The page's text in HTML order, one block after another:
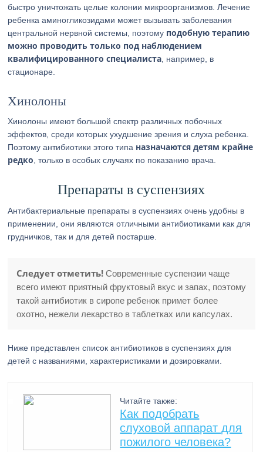
быстро уничтожать целые колонии микроорганизмов. Лечение
ребенка аминогликозидами может вызывать заболевания
центральной нервной системы, поэтому подобную терапию
можно проводить только под наблюдением
квалифицированного специалиста , например, в
стационаре.
Хинолоны
Хинолоны имеют большой спектр различных побочных
эффектов, среди которых ухудшение зрения и слуха ребенка.
Поэтому антибиотики этого типа назначаются детям крайне
редко , только в особых случаях по показанию врача.
Препараты в суспензиях
Антибактериальные препараты в суспензиях очень удобны в
применении, они являются отличными антибиотиками как для
грудничков, так и для детей постарше.
Следует отметить! Современные суспензии чаще
всего имеют приятный фруктовый вкус и запах, поэтому
такой антибиотик в сиропе ребенок примет более
охотно, нежели лекарство в таблетках или капсулах.
Ниже представлен список антибиотиков в суспензиях для
детей с названиями, характеристиками и дозировками.
Читайте также:
Как подобрать
слуховой аппарат для
пожилого человека?